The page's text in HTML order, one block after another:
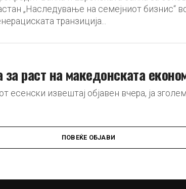
„Наследување на семејниот бизнис“
транзиција...
за раст на македонската
есенски извештај објавен вчера, ја
ПОВЕЌЕ ОБЈАВИ